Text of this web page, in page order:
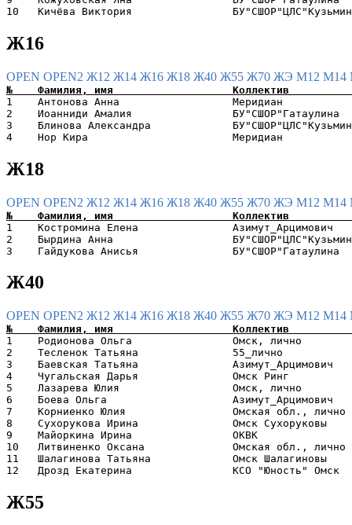
Ж16
OPEN OPEN2 Ж12 Ж14 Ж16 Ж18 Ж40 Ж55 Ж70 ЖЭ М12 М14
1    Антонова Анна                  Меридиан
2    Иоанниди Амалия
3    Блинова Александра
Ж18
OPEN OPEN2 Ж12 Ж14 Ж16 Ж18 Ж40 Ж55 Ж70 ЖЭ М12 М14
1    Костромина Елена
2    Бырдина Анна
Ж40
OPEN OPEN2 Ж12 Ж14 Ж16 Ж18 Ж40 Ж55 Ж70 ЖЭ М12 М14
1    Родионова Ольга                Омск, лично
2    Тесленок Татьяна               55_лично
3    Баевская Татьяна
4    Чугальская Дарья               Омск Ринг
5    Лазарева Юлия                  Омск, лично
6    Боева Ольга
7    Корниенко Юлия                 Омская обл.,
8    Сухорукова Ирина               Омск
9    Майоркина Ирина                ОКВК
10   Литвиненко Оксана              Омская обл.,
11   Шалагинова Татьяна             Омск
Ж55